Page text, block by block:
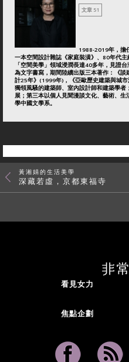
文章 51
1988-2019年，擔
一本空間設計雜誌《家庭裝潢》、80年代
「空間美學」領域浸潤長達40多年，見證
為文字書寫，期間陸續出版三本著作：《
計25年》(1999年)，《亞歐歷史建築與城
獨領風騷的建築師、室內設計師和建築學
展；第三本以個人見聞漫談文化、藝術、
學中國文學系。
黃湘娟的生活美學
深藏若虛，京都東福寺
看見女力
焦點企劃